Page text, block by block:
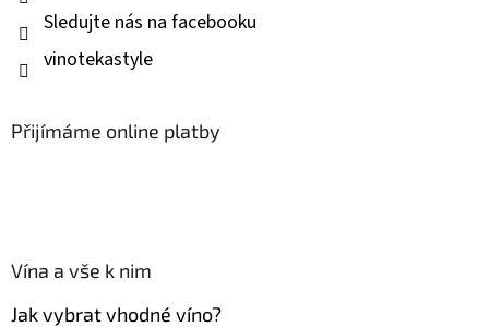
Sledujte nás na facebooku
vinotekastyle
Přijímáme online platby
Vína a vše k nim
Jak vybrat vhodné víno?